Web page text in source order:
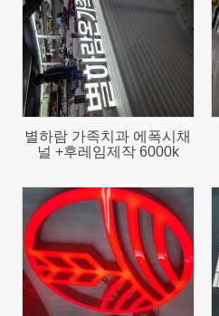
46
별하람 가족치과 에폭시채
널 +후레임제작 6000k